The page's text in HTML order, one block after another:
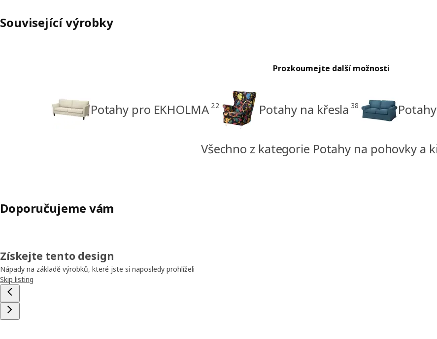
Související výrobky
Prozkoumejte další možnosti
Potahy pro EKHOLMA 22 Potahy na křesla 38
Všechno z kategorie Potahy na pohovky a
Doporučujeme vám
Získejte tento design
Nápady na základě výrobků, které jste si naposledy prohlíželi
Skip listing